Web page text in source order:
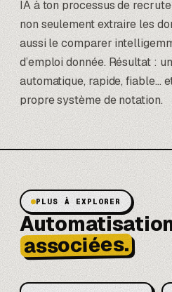
IA à ton processus de
non seulement extraire les
aussi le comparer
d’emploi donnée. Résultat :
automatique, rapide, fiable…
propre système de notation.
PLUS À EXPLORER
associées.